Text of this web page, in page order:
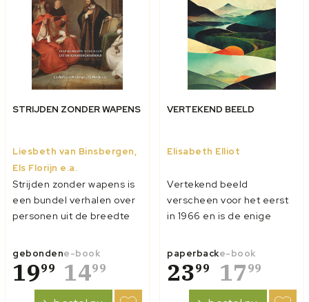
STRIJDEN ZONDER WAPENS
Liesbeth van Binsbergen,
Els Florijn e.a.
Strijden zonder wapens is
een bundel verhalen over
personen uit de breedte
Vaak gaat het om een
korte maar beslissende
episode in hun leven. De
verhalende verwerking
gebonden
1999
e-book
1499
VERTEKEND BEELD
Elisabeth Elliot
Vertekend beeld
verscheen voor het eerst
in 1966 en is de enige
Margareth, een 25 jaar
oude zendelinge, reist vol
idealen naar het Andes
gebergte in Ecuador om
paperback
2399
e-book
17 99